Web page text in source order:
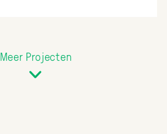
Meer Projecten